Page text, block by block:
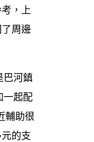
，上
周邊
巴河鎮
一起配
輔助很
的支